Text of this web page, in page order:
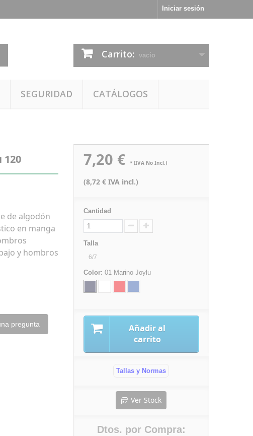
Iniciar sesión
Carrito: vacío
SEGURIDAD CATÁLOGOS
120
de algodón
en manga
y hombros
pregunta
7,20 € * (IVA No Incl.)
(8,72 € IVA incl.)
Cantidad
Talla
6/7
Color: 01 Marino Joylu
Añadir al
carrito
Tallas y Normas
Ver Stock
Dtos. por Compra: